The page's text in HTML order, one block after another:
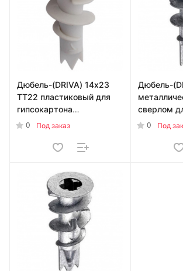
Дюбель-(DRIVA) 14х23
TT22 пластиковый для
гипсокартона
УТ000015276
0 Под заказ
Дюбель-
сверлом
0 Под